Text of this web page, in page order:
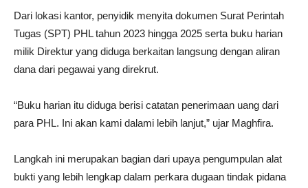
Dari lokasi kantor, penyidik menyita dokumen Surat Perintah
Tugas (SPT) PHL tahun 2023 hingga 2025 serta buku harian
milik Direktur yang diduga berkaitan langsung dengan aliran
dana dari pegawai yang direkrut.
“Buku harian itu diduga berisi catatan penerimaan uang dari
para PHL. Ini akan kami dalami lebih lanjut,” ujar Maghfira.
Langkah ini merupakan bagian dari upaya pengumpulan alat
bukti yang lebih lengkap dalam perkara dugaan tindak pidana